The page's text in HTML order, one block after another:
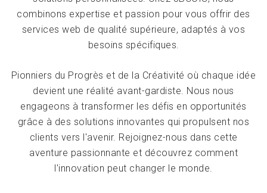
combinons expertise et passion pour vous offrir des
services web de qualité supérieure, adaptés à vos
besoins spécifiques.
Pionniers du Progrès et de la Créativité où chaque idée
devient une réalité avant-gardiste. Nous nous
engageons à transformer les défis en opportunités
grâce à des solutions innovantes qui propulsent nos
clients vers l'avenir. Rejoignez-nous dans cette
aventure passionnante et découvrez comment
l'innovation peut changer le monde.